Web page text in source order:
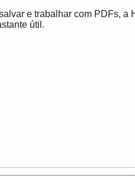
e trabalhar com PDFs, a
útil.